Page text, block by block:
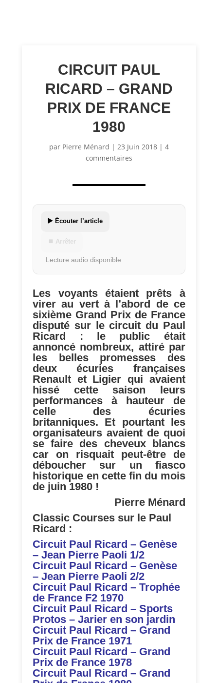
CIRCUIT PAUL
RICARD – GRAND
PRIX DE FRANCE
1980
par Pierre Ménard | 23 Juin 2018| 4
commentaires
▶️ Écouter l’article
⏹ Arrêter
Lecture audio disponible
Les voyants étaient prêts à
virer au vert à l’abord de ce
sixième Grand Prix de France
disputé sur le circuit du Paul
Ricard : le public était
annoncé nombreux, attiré par
les belles promesses des
deux écuries françaises
Renault et Ligier qui avaient
hissé cette saison leurs
performances à hauteur de
celle des écuries
britanniques. Et pourtant les
organisateurs avaient de quoi
se faire des cheveux blancs
car on risquait peut-être de
déboucher sur un fiasco
historique en cette fin du mois
de juin 1980 !
Pierre Ménard
Classic Courses sur le Paul
Ricard :
Circuit Paul Ricard – Genèse
– Jean Pierre Paoli 1/2
Circuit Paul Ricard – Genèse
– Jean Pierre Paoli 2/2
Circuit Paul Ricard – Trophée
de France F2 1970
Circuit Paul Ricard – Sports
Protos – Jarier en son jardin
Circuit Paul Ricard – Grand
Prix de France 1971
Circuit Paul Ricard – Grand
Prix de France 1978
Circuit Paul Ricard – Grand